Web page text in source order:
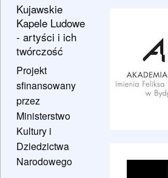
Kujawskie
Kapele Ludowe
- artyści i ich
twórczość
Projekt
sfinansowany
przez
Ministerstwo
Kultury i
Dziedzictwa
Narodowego